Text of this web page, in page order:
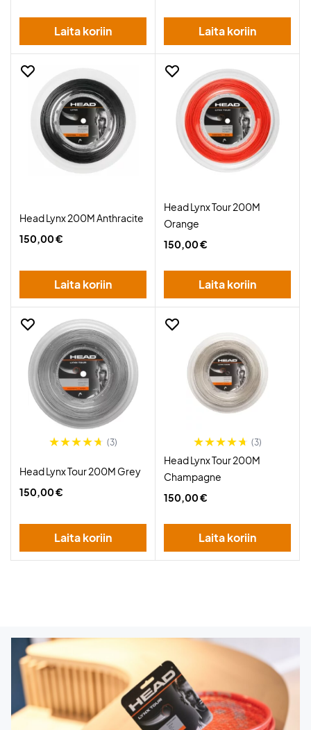
Laita koriin Laita koriin
Head Lynx 200M Anthracite
150,00 €
Laita koriin
Head Lynx Tour 200M
Orange
150,00 €
Laita koriin
(3)
Head Lynx Tour 200M Grey
150,00 €
Laita koriin
(3)
Head Lynx Tour 200M
Champagne
150,00 €
Laita koriin